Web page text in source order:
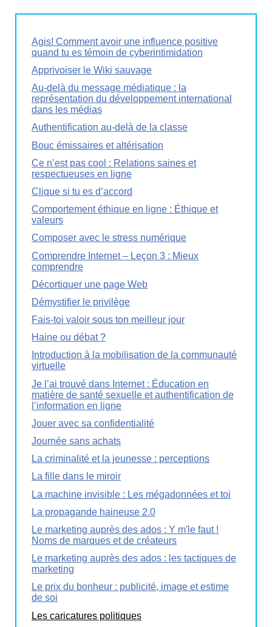
Agis! Comment avoir une influence positive
quand tu es témoin de cyberintimidation
Apprivoiser le Wiki sauvage
Au-delà du message médiatique : la
représentation du développement international
dans les médias
Authentification au-delà de la classe
Bouc émissaires et altérisation
Ce n’est pas cool : Relations saines et
respectueuses en ligne
Clique si tu es d’accord
Comportement éthique en ligne : Éthique et
valeurs
Composer avec le stress numérique
Comprendre Internet – Leçon 3 : Mieux
comprendre
Décortiquer une page Web
Démystifier le privilège
Fais-toi valoir sous ton meilleur jour
Haine ou débat ?
Introduction à la mobilisation de la communauté
virtuelle
Je l’ai trouvé dans Internet : Éducation en
matière de santé sexuelle et authentification de
l’information en ligne
Jouer avec sa confidentialité
Journée sans achats
La criminalité et la jeunesse : perceptions
La fille dans le miroir
La machine invisible : Les mégadonnées et toi
La propagande haineuse 2.0
Le marketing auprès des ados : Y m'le faut !
Noms de marques et de créateurs
Le marketing auprès des ados : les tactiques de
marketing
Le prix du bonheur : publicité, image et estime
de soi
Les caricatures politiques